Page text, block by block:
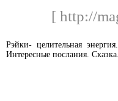
[ http://
Рэйки- целительная
Интересные послания.